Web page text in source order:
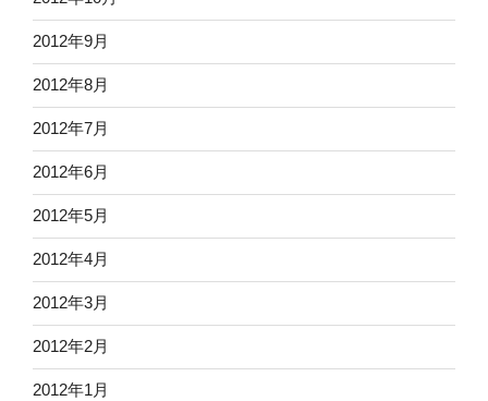
2012年9月
2012年8月
2012年7月
2012年6月
2012年5月
2012年4月
2012年3月
2012年2月
2012年1月